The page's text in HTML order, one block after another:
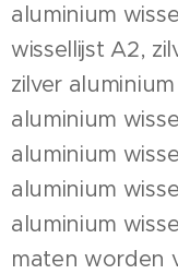
aluminium
wissellijst A2,
zilver
aluminium
aluminium
aluminium
aluminium
maten worden